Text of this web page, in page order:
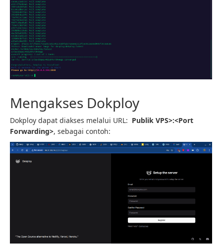
Mengakses Dokploy
Dokploy dapat diakses melalui URL: Publik VPS>:<Port
Forwarding>, sebagai contoh: